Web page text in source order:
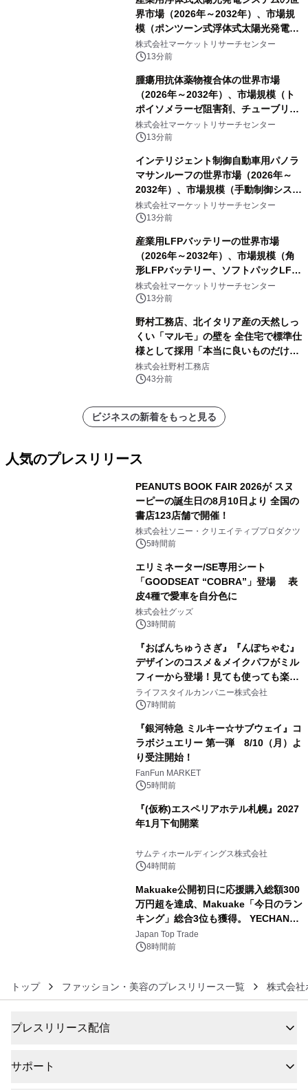
界市場（2026年～2032年）、市場規
模（ポンツーン式浮体式太陽光発電シ
ステム、モジュール式浮体式太陽光発
電システム、係留式浮体式太陽光発電
株式会社マーケットリサーチセンター
13分前
腫瘍用抗体薬物複合体の世界市場
（2026年～2032年）、市場規模（ト
ポイソメラーゼ阻害剤、チューブリン
阻害剤、DNA損傷薬、その他）・分析
レポートを発表
株式会社マーケットリサーチセンター
13分前
インテリジェント制御自動車用パノラ
マサンルーフの世界市場（2026年～
2032年）、市場規模（手動制御システ
ム、自動ワンタッチ制御システム、セ
ンサーベースのインテリジェント制御
株式会社マーケットリサーチセンター
13分前
産業用LFPバッテリーの世界市場
（2026年～2032年）、市場規模（角
形LFPバッテリー、ソフトパックLFP
バッテリー、円筒形LFPバッテリ
ー）・分析レポートを発表
株式会社マーケットリサーチセンター
13分前
野村工務店、北イタリア産の天然しっ
くい「マルモ」の壁を 全住宅で標準仕
様として採用「本当に良いものだけに
こだわる」
株式会社野村工務店
43分前
ビジネスの新着をもっと見る
人気のプレスリリース
PEANUTS BOOK FAIR 2026が スヌ
ーピーの誕生日の8月10日より 全国の
書店123店舗で開催！
株式会社ソニー・クリエイティブプロダクツ
5時間前
エリミネーター/SE専用シート
「GOODSEAT “COBRA”」登場 表
皮4種で愛車を自分色に
株式会社グッズ
3時間前
『おぱんちゅうさぎ』『んぽちゃむ』
デザインのコスメ＆メイクパフがミル
フィーから登場！見ても使っても楽し
い、ポップでキュートなコレクショ
ン。
ライフスタイルカンパニー株式会社
7時間前
『銀河特急 ミルキー☆サブウェイ』コ
ラボジュエリー 第一弾 8/10（月）よ
り受注開始！
FanFun MARKET
5時間前
『(仮称)エスペリアホテル札幌』2027
年1月下旬開業
サムティホールディングス株式会社
4時間前
Makuake公開初日に応援購入総額300
万円超を達成、Makuake「今日のラン
キング」総合3位も獲得。 YECHAN音
浴シンギングボウル第2弾の大型サイ
ズ（XL・2XL・3XL）を先行販売中
Japan Top Trade
8時間前
トップ ファッション・美容のプレスリリース一覧 株式会社
プレスリリース配信
サポート